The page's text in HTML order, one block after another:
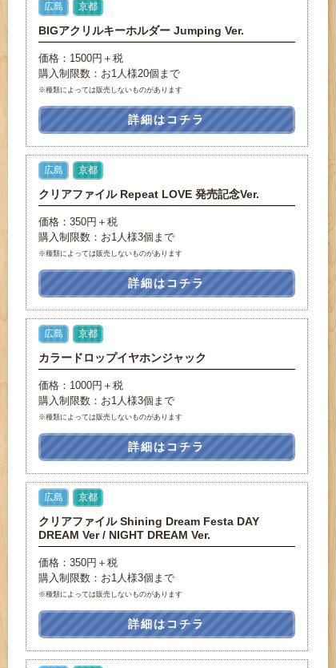
広島 京都
BIGアクリルキーホルダー Jumping Ver.
価格：1500円＋税
購入制限数：お1人様20個まで
※種類によっては販売しないものがあります
詳細はコチラ
広島 京都
クリアファイル Repeat LOVE 発売記念Ver.
価格：350円＋税
購入制限数：お1人様3個まで
※種類によっては販売しないものがあります
詳細はコチラ
広島 京都
カラードロップイヤホンジャック
価格：1000円＋税
購入制限数：お1人様3個まで
※種類によっては販売しないものがあります
詳細はコチラ
広島 京都
クリアファイル Shining Dream Festa DAY
DREAM Ver / NIGHT DREAM Ver.
価格：350円＋税
購入制限数：お1人様3個まで
※種類によっては販売しないものがあります
詳細はコチラ